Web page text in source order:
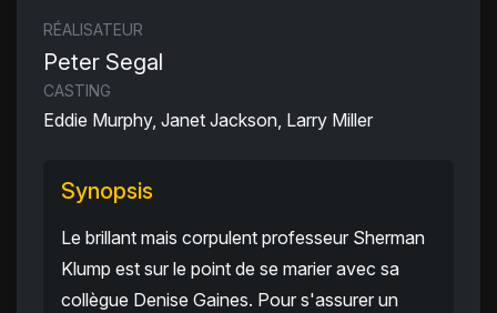
RÉALISATEUR
Peter Segal
CASTING
Eddie Murphy, Janet Jackson, Larry Miller
Synopsis
Le brillant mais corpulent professeur Sherman
Klump est sur le point de se marier avec sa
collègue Denise Gaines. Pour s'assurer un